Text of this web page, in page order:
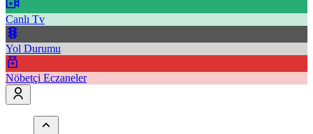
Canlı Tv
Yol Durumu
Nöbetçi Eczaneler